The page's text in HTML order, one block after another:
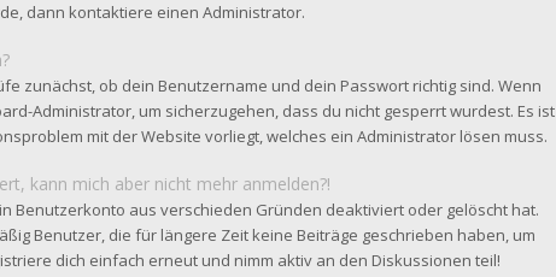
dann kontaktiere einen Administrator.
zunächst, ob dein Benutzername und dein Passwort richtig sind. Wenn
Administrator, um sicherzugehen, dass du nicht gesperrt wurdest. Es ist
mit der Website vorliegt, welches ein Administrator lösen muss.
kann mich aber nicht mehr anmelden?!
Benutzerkonto aus verschieden Gründen deaktiviert oder gelöscht hat.
Benutzer, die für längere Zeit keine Beiträge geschrieben haben, um
dich einfach erneut und nimm aktiv an den Diskussionen teil!